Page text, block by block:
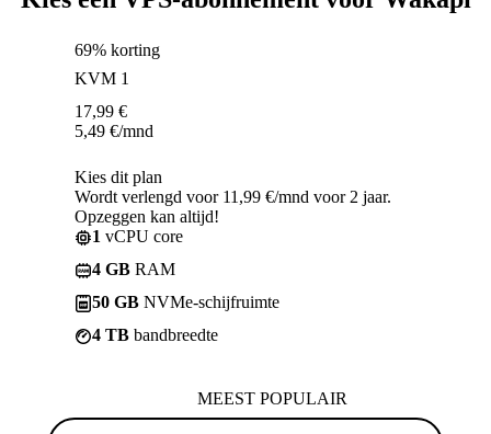
69% korting
KVM 1
17,99 €
5,49 €/mnd
Kies dit plan
Wordt verlengd voor 11,99 €/mnd voor 2 jaar.
Opzeggen kan altijd!
1 vCPU core
4 GB RAM
50 GB NVMe-schijfruimte
4 TB bandbreedte
MEEST POPULAIR